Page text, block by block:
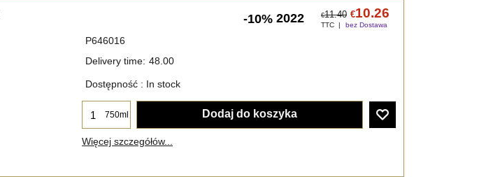
-10% 2022 €11.40 €10.26
TTC bez Dostawa
P646016
Delivery time: 48.00
Dostępność : In stock
750ml Dodaj do koszyka
Więcej szczegółów...